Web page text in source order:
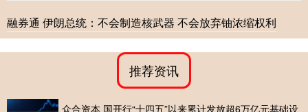
融券通 伊朗总统：不会制造核武器 不会放弃铀浓缩权利
推荐资讯
众合资本 国开行“十四五”以来累计发放超6万亿元基础设